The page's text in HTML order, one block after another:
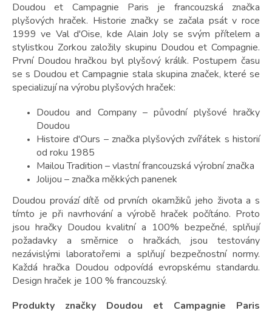
Doudou et Campagnie Paris je francouzská značka
plyšových hraček. Historie značky se začala psát v roce
1999 ve Val d'Oise, kde Alain Joly se svým přítelem a
stylistkou Zorkou založily skupinu Doudou et Compagnie.
První Doudou hračkou byl plyšový králík. Postupem času
se s Doudou et Campagnie stala skupina značek, které se
specializují na výrobu plyšových hraček:
Doudou and Company – původní plyšové hračky
Doudou
Histoire d'Ours – značka plyšových zvířátek s historií
od roku 1985
Mailou Tradition – vlastní francouzská výrobní značka
Jolijou – značka měkkých panenek
Doudou provází dítě od prvních okamžiků jeho života a s
tímto je při navrhování a výrobě hraček počítáno. Proto
jsou hračky Doudou kvalitní a 100% bezpečné, splňují
požadavky a směrnice o hračkách, jsou testovány
nezávislými laboratořemi a splňují bezpečnostní normy.
Každá hračka Doudou odpovídá evropskému standardu.
Design hraček je 100 % francouzský.
Produkty značky Doudou et Campagnie Paris